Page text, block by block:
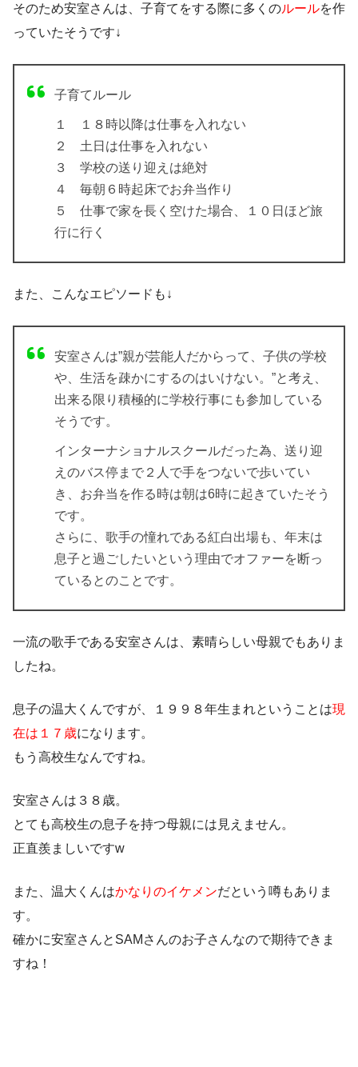
そのため安室さんは、子育てをする際に多くのルールを作
っていたそうです↓
子育てルール
１ １８時以降は仕事を入れない
２ 土日は仕事を入れない
３ 学校の送り迎えは絶対
４ 毎朝６時起床でお弁当作り
５ 仕事で家を長く空けた場合、１０日ほど旅
行に行く
また、こんなエピソードも↓
安室さんは”親が芸能人だからって、子供の学校
や、生活を疎かにするのはいけない。”と考え、
出来る限り積極的に学校行事にも参加している
そうです。
インターナショナルスクールだった為、送り迎
えのバス停まで２人で手をつないで歩いてい
き、お弁当を作る時は朝は6時に起きていたそう
です。
さらに、歌手の憧れである紅白出場も、年末は
息子と過ごしたいという理由でオファーを断っ
ているとのことです。
一流の歌手である安室さんは、素晴らしい母親でもありま
したね。
息子の温大くんですが、１９９８年生まれということは現
在は１７歳になります。
もう高校生なんですね。
安室さんは３８歳。
とても高校生の息子を持つ母親には見えません。
正直羨ましいですw
また、温大くんはかなりのイケメンだという噂もありま
す。
確かに安室さんとSAMさんのお子さんなので期待できま
すね！